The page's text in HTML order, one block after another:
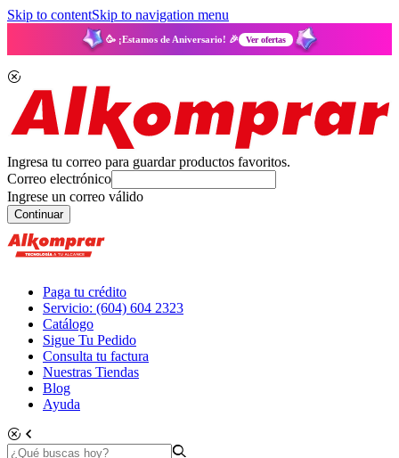
Skip to contentSkip to navigation menu
🥳 ¡Estamos de Aniversario! 🎉 Ver ofertas
Ingresa tu correo para guardar productos favoritos.
Correo electrónico
Ingrese un correo válido
Continuar
Paga tu crédito
Servicio: (604) 604 2323
Catálogo
Sigue Tu Pedido
Consulta tu factura
Nuestras Tiendas
Blog
Ayuda